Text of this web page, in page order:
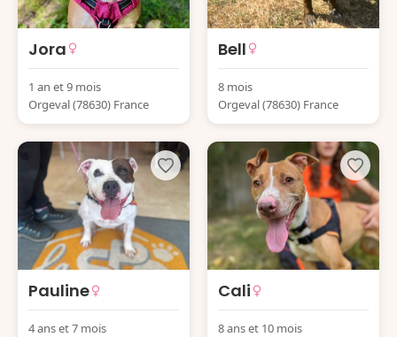
Jora
1 an et 9 mois
Orgeval (78630) France
Bell
8 mois
Orgeval (78630) France
Pauline
4 ans et 7 mois
Cali
8 ans et 10 mois